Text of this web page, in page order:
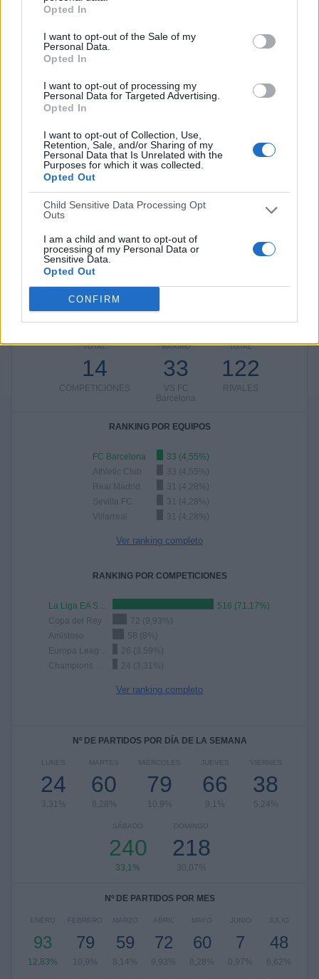
Opted In
I want to opt-out of the Sale of my
Personal Data.
Opted In
I want to opt-out of processing my
Personal Data for Targeted Advertising.
Opted In
I want to opt-out of Collection, Use,
Retention, Sale, and/or Sharing of my
Personal Data that Is Unrelated with the
Purposes for which it was collected.
Opted Out
Child Sensitive Data Processing Opt
Outs
I am a child and want to opt-out of
processing of my Personal Data or
Sensitive Data.
Opted Out
CONFIRM
01/08/2026 Amistoso por À Punt, Valencia CF YouTube,
Valenciacf.com/es, Valencia CF App, GOL
RANKING POR CANALES
M+ LALIGA
176 (24,28%)
GolStadium
130 (17,93%)
Canal+ Liga
121 (16,69%)
Ver ranking completo
TOTAL
DÍAS
5
SIN PARTIDO
GRATUÍTO
PARTIDOS
0
CONSECUTIVOS
DE PAGO
345 partidos en local
47,59%
380 partidos de visitante
52,41%
TOTAL
122
RIVALES
MÁXIMO
33
VS FC
Barcelona
TOTAL
14
COMPETICIONES
RANKING POR EQUIPOS
FC Barcelona
33 (4,55%)
Athletic Club
33 (4,55%)
Real Madrid
31 (4,28%)
Sevilla FC
31 (4,28%)
Villarreal
31 (4,28%)
Ver ranking completo
RANKING POR COMPETICIONES
La Liga EA Sports
516 (71,17%)
Copa del Rey
72 (9,93%)
Amistoso
58 (8%)
26 (3,59%)
24 (3,31%)
Ver ranking completo
Nº DE PARTIDOS POR DÍA DE LA SEMANA
LUNES
24
3,31%
MARTES
60
8,28%
MIÉRCOLES
79
10,9%
JUEVES
66
9,1%
VIERNES
38
5,24%
SÁBADO
240
33,1%
DOMINGO
218
30,07%
Nº DE PARTIDOS POR MES
ENERO
93
12,83%
FEBRERO
79
10,9%
MARZO
59
8,14%
ABRIL
72
9,93%
MAYO
60
8,28%
JUNIO
7
0,97%
JULIO
48
6,62%